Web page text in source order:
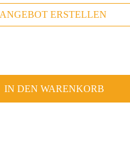
ANGEBOT ERSTELLEN
IN DEN WARENKORB